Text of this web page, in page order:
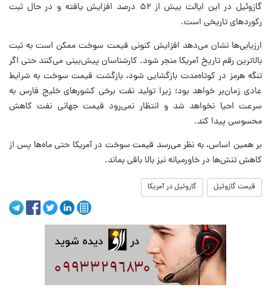
گازوئیل در این ایالت بیش از ۵۲ درصد افزایش یافته و در حال ثبت
رکوردهای تاریخی است.
ارزیابی‌ها نشان می‌دهد افزایش کنونی قیمت سوخت ممکن است به ثبت
بالاترین رقم تاریخ آمریکا منجر شود. کارشناسان پیش‌بینی می‌کنند حتی اگر
تنگه هرمز در کوتاه‌مدت بازگشایی شود، بازگشت قیمت سوخت به شرایط
عادی زمان‌بر خواهد بود؛ زیرا تولید نفت برخی کشورهای خلیج فارس به
سرعت احیا نخواهد شد و انتظار نمی‌رود قیمت جهانی نفت کاهش
محسوسی پیدا کند.
بر همین اساس، به نظر می‌رسد قیمت سوخت در آمریکا حتی ماه‌ها پس از
کاهش تنش‌ها در خاورمیانه نیز بالا باقی بماند.
قیمت گازوئیل گاروئیل در آمریکا